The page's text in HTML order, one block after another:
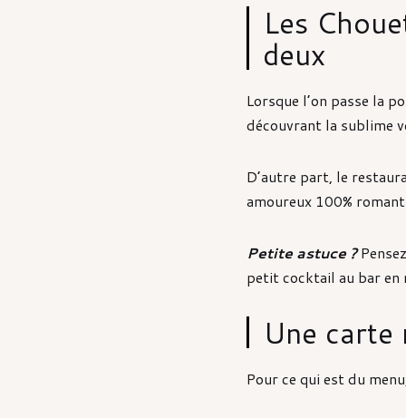
Les
deux
Lorsque l’on passe la
découvrant la sublime
D’autre part, le
amoureux 100%
Petite astuce ?
petit cocktail au bar en
Une
Pour ce qui est du